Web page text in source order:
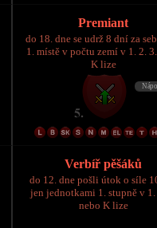
Premiant
do 18. dne se udrž 8 dní za
1. místě v počtu zemí v 1. 2.
K lize
Verbíř pěšáků
do 12. dne pošli útok o síle
jen jednotkami 1. stupně v 1.
nebo K lize